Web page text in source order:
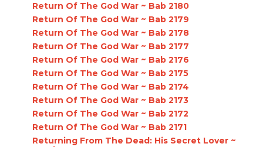
Return Of The God War ~ Bab 2180
Return Of The God War ~ Bab 2179
Return Of The God War ~ Bab 2178
Return Of The God War ~ Bab 2177
Return Of The God War ~ Bab 2176
Return Of The God War ~ Bab 2175
Return Of The God War ~ Bab 2174
Return Of The God War ~ Bab 2173
Return Of The God War ~ Bab 2172
Return Of The God War ~ Bab 2171
Returning From The Dead: His Secret Lover ~